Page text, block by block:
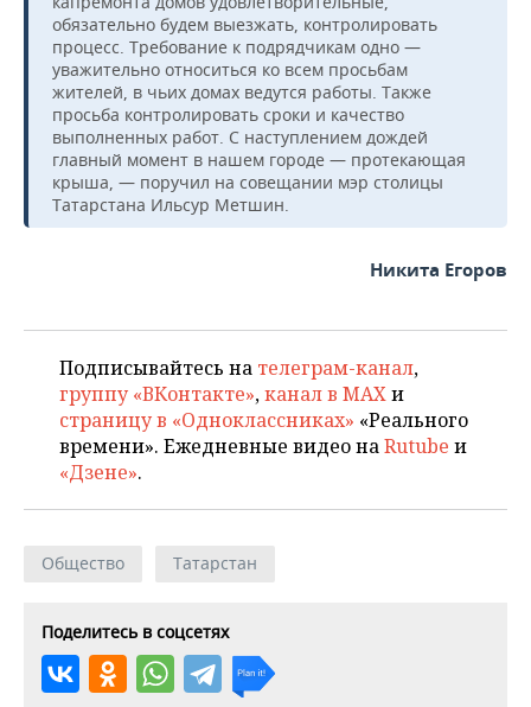
обязательно будем выезжать, контролировать
процесс. Требование к подрядчикам одно —
уважительно относиться ко всем просьбам
жителей, в чьих домах ведутся работы. Также
просьба контролировать сроки и качество
выполненных работ. С наступлением дождей
главный момент в нашем городе — протекающая
крыша, — поручил на совещании мэр столицы
Татарстана Ильсур Метшин.
Никита Егоров
Подписывайтесь на телеграм-канал,
группу «ВКонтакте»,канал в MAXи
страницу в «Одноклассниках» «Реального
времени». Ежедневные видео наRutube и
«Дзене».
Общество Татарстан
Поделитесь в соцсетях